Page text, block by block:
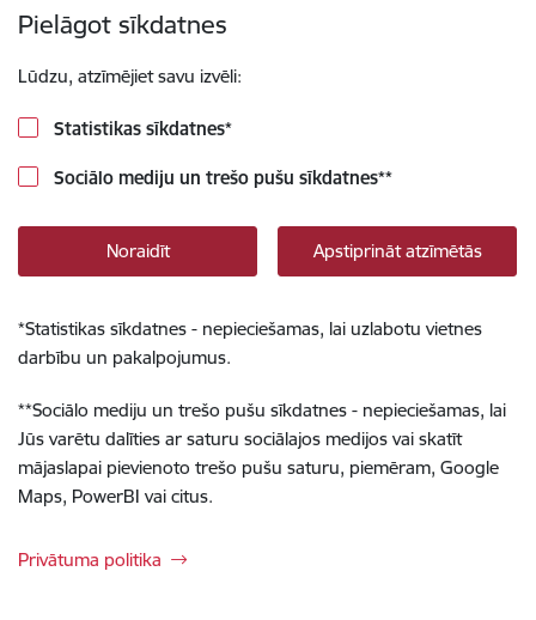
Pielāgot sīkdatnes
Lūdzu, atzīmējiet savu izvēli:
Statistikas sīkdatnes*
Sociālo mediju un trešo pušu sīkdatnes**
Noraidīt Apstiprināt atzīmētās
*Statistikas sīkdatnes - nepieciešamas, lai uzlabotu vietnes
darbību un pakalpojumus.
**Sociālo mediju un trešo pušu sīkdatnes - nepieciešamas, lai
Jūs varētu dalīties ar saturu sociālajos medijos vai skatīt
mājaslapai pievienoto trešo pušu saturu, piemēram, Google
Maps, PowerBI vai citus.
Privātuma politika